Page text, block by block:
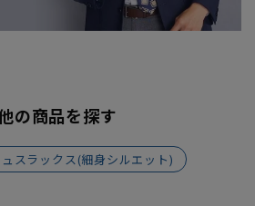
の商品を探す
スラックス(細身シルエット)